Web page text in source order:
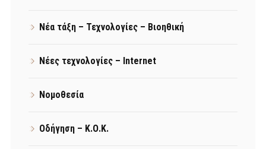
Νέα τάξη – Τεχνολογίες – Βιοηθική
Νέες τεχνολογίες – Internet
Νομοθεσία
Οδήγηση – Κ.Ο.Κ.